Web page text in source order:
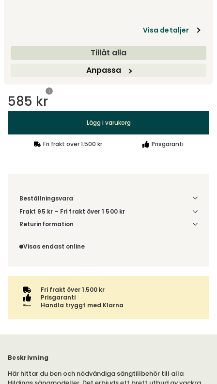
Visa detaljer
Tillåt alla
Anpassa
290 kr
Visa fler +25
585 kr
Lägg i varukorg
Fri frakt över 1.500 kr Prisgaranti
Beställningsvara
Frakt 95 kr – Fri frakt över 1 500 kr
Denna vara skickas till ett ombud. Du väljer själv i kassan
varan ihop med andra produkter skickas hela ordern
Returinformation
inte av ångerrätten.
Visas endast online
Fri frakt över 1.500 kr
Prisgaranti
Handla tryggt med Klarna
Beskrivning
Här hittar du ben och nödvändiga sängtillbehör till alla